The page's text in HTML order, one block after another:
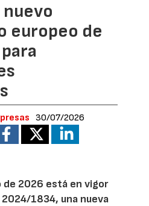
nuevo
europeo de
30/07/2026
de 2026 está en vigor
2024/1834, una nueva